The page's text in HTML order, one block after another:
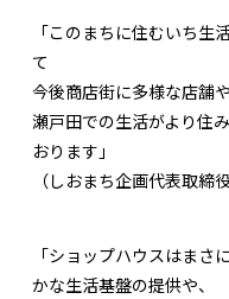
「このまちに住むいち生
て
今後商店街に多様な店舗
瀬戸田での生活がより住
おります」
（しおまち企画代表取締
「ショップハウスはま
かな生活基盤の提供や、